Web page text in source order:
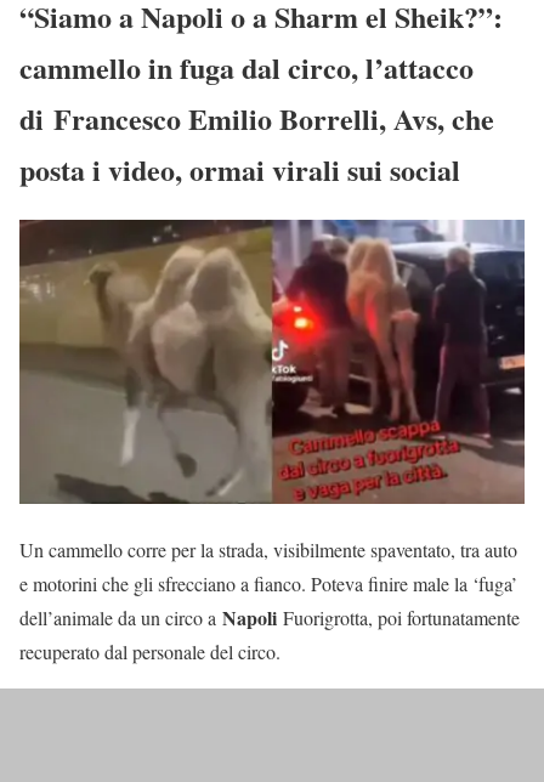
“Siamo a Napoli o a Sharm el Sheik?”:
cammello in fuga dal circo, l’attacco
di Francesco Emilio Borrelli, Avs, che
posta i video, ormai virali sui social
Un cammello corre per la strada, visibilmente spaventato, tra auto
e motorini che gli sfrecciano a fianco. Poteva finire male la ‘fuga’
dell’animale da un circo a Napoli Fuorigrotta, poi fortunatamente
recuperato dal personale del circo.